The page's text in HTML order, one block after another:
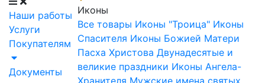
Наши работы
Услуги
Покупателям
Документы
Иконы
Все товары Иконы "Троица" Иконы
Спасителя Иконы Божией Матери
Пасха Христова Двунадесятые и
великие праздники Иконы Ангела-
Хранителя Мужские имена святых